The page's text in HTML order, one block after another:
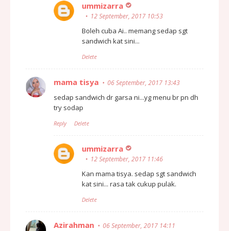
ummizarra
12 September, 2017 10:53
Boleh cuba Ai.. memang sedap sgt
sandwich kat sini...
Delete
mama tisya 06 September, 2017 13:43
sedap sandwich dr garsa ni...yg menu br pn dh
try sodap
Reply Delete
ummizarra
12 September, 2017 11:46
Kan mama tisya. sedap sgt sandwich
kat sini... rasa tak cukup pulak.
Delete
Azirahman 06 September, 2017 14:11